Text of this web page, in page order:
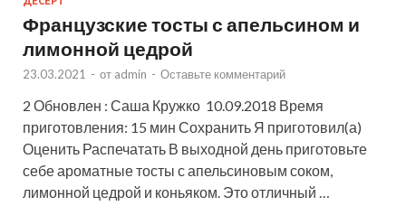
Французские тосты с апельсином и
лимонной цедрой
23.03.2021 - от admin - Оставьте комментарий
2 Обновлен : Саша Кружко 10.09.2018 Время
приготовления: 15 мин Сохранить Я приготовил(а)
Оценить Распечатать В выходной день приготовьте
себе ароматные тосты с апельсиновым соком,
лимонной цедрой и коньяком. Это отличный …